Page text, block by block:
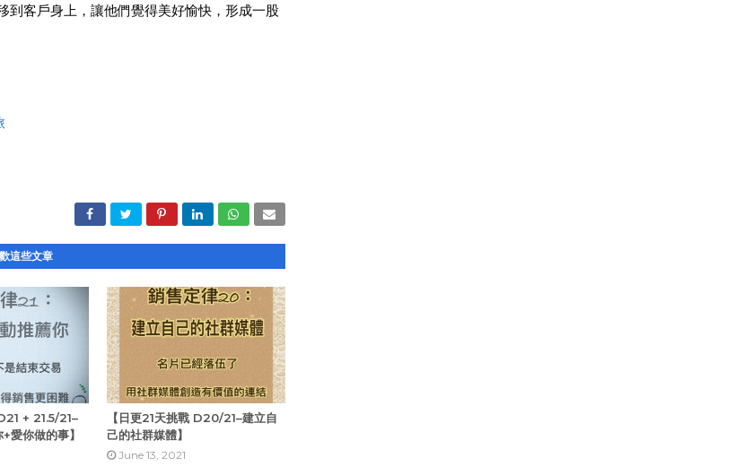
到客戶身上，讓他們覺得美好愉快，形成一股
這些文章
+ 21.5/21–
愛你做的事​】
【日更21天挑戰 D20/21–建立自
己的社群媒體】
June 13, 2021